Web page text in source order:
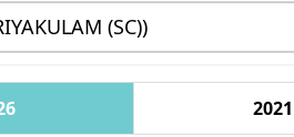
2021